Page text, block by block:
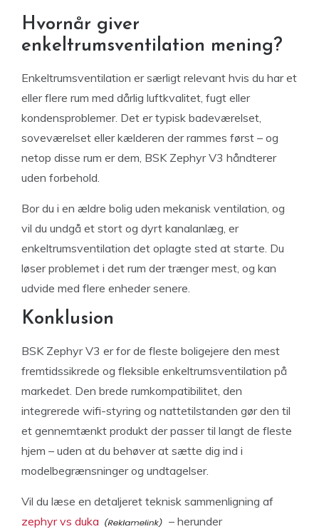
Hvornår giver
enkeltrumsventilation mening?
Enkeltrumsventilation er særligt relevant hvis du har et
eller flere rum med dårlig luftkvalitet, fugt eller
kondensproblemer. Det er typisk badeværelset,
soveværelset eller kælderen der rammes først – og
netop disse rum er dem, BSK Zephyr V3 håndterer
uden forbehold.
Bor du i en ældre bolig uden mekanisk ventilation, og
vil du undgå et stort og dyrt kanalanlæg, er
enkeltrumsventilation det oplagte sted at starte. Du
løser problemet i det rum der trænger mest, og kan
udvide med flere enheder senere.
Konklusion
BSK Zephyr V3 er for de fleste boligejere den mest
fremtidssikrede og fleksible enkeltrumsventilation på
markedet. Den brede rumkompatibilitet, den
integrerede wifi-styring og nattetilstanden gør den til
et gennemtænkt produkt der passer til langt de fleste
hjem – uden at du behøver at sætte dig ind i
modelbegrænsninger og undtagelser.
Vil du læse en detaljeret teknisk sammenligning af
zephyr vs duka
– herunder